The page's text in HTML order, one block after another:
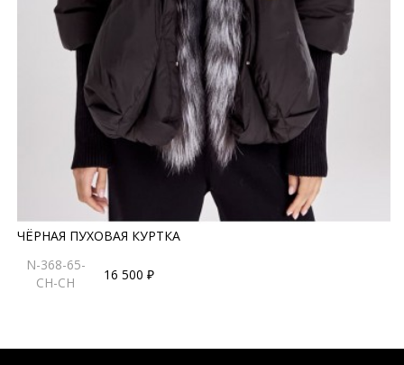
ЧЁРНАЯ ПУХОВАЯ КУРТКА
N-368-65-
CH-CH
16 500 ₽